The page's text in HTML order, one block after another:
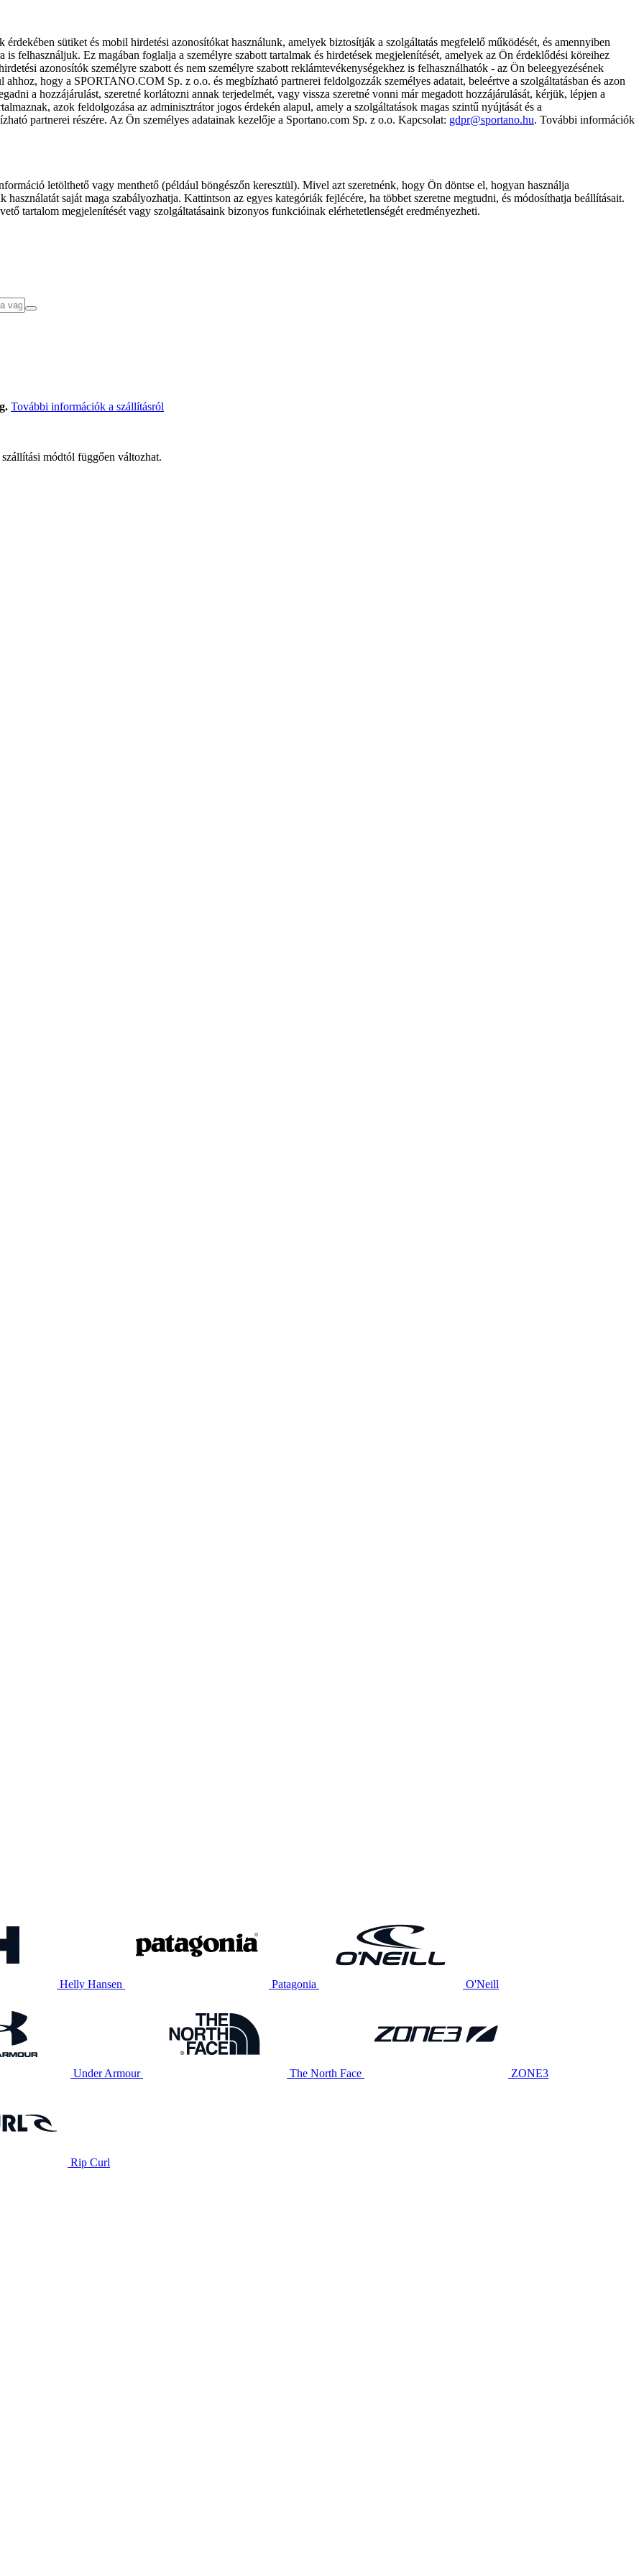
sütiket és mobil hirdetési azonosítókat használunk, amelyek biztosítják a szolgáltatás megfelelő működését, és amennyiben
is felhasználjuk. Ez magában foglalja a személyre szabott tartalmak és hirdetések megjelenítését, amelyek az Ön érdeklődési köreihez
azonosítók személyre szabott és nem személyre szabott reklámtevékenységekhez is felhasználhatók - az Ön beleegyezésének
hogy a SPORTANO.COM Sp. z o.o. és megbízható partnerei feldolgozzák személyes adatait, beleértve a szolgáltatásban és azon
a hozzájárulást, szeretné korlátozni annak terjedelmét, vagy vissza szeretné vonni már megadott hozzájárulását, kérjük, lépjen a
azok feldolgozása az adminisztrátor jogos érdekén alapul, amely a szolgáltatások magas szintű nyújtását és a
partnerei részére. Az Ön személyes adatainak kezelője a Sportano.com Sp. z o.o. Kapcsolat: gdpr@sportano.hu. További információk
letölthető vagy menthető (például böngészőn keresztül). Mivel azt szeretnénk, hogy Ön döntse el, hogyan használja
saját maga szabályozhatja. Kattintson az egyes kategóriák fejlécére, ha többet szeretne megtudni, és módosíthatja beállításait.
tartalom megjelenítését vagy szolgáltatásaink bizonyos funkcióinak elérhetetlenségét eredményezheti.
További információk a szállításról
módtól függően változhat.
Helly Hansen Patagonia O'Neill
Under Armour The North Face ZONE3
Rip Curl